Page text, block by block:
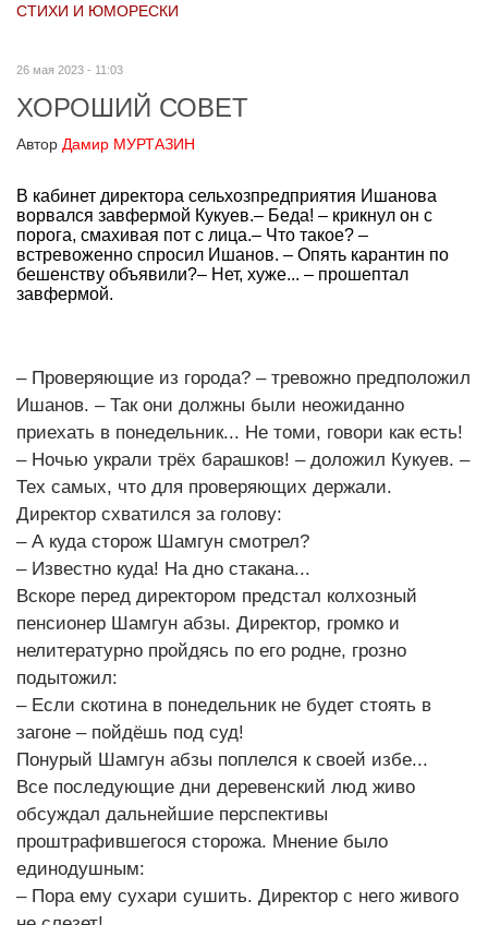
СТИХИ И ЮМОРЕСКИ
26 мая 2023 - 11:03
ХОРОШИЙ СОВЕТ
Автор Дамир МУРТАЗИН
В кабинет директора сельхозпредприятия Ишанова
ворвался завфермой Кукуев.– Беда! – крикнул он с
порога, смахивая пот с лица.– Что такое? –
встревоженно спросил Ишанов. – Опять карантин по
бешенству объявили?– Нет, хуже... – прошептал
завфермой.
– Проверяющие из города? – тревожно предположил
Ишанов. – Так они должны были неожиданно
приехать в понедельник... Не томи, говори как есть!
– Ночью украли трёх барашков! – доложил Кукуев. –
Тех самых, что для проверяющих держали.
Директор схватился за голову:
– А куда сторож Шамгун смотрел?
– Известно куда! На дно стакана...
Вскоре перед директором предстал колхозный
пенсионер Шамгун абзы. Директор, громко и
нелитературно пройдясь по его родне, грозно
подытожил:
– Если скотина в понедельник не будет стоять в
загоне – пойдёшь под суд!
Понурый Шамгун абзы поплелся к своей избе...
Все последующие дни деревенский люд живо
обсуждал дальнейшие перспективы
проштрафившегося сторожа. Мнение было
единодушным:
– Пора ему сухари сушить. Директор с него живого